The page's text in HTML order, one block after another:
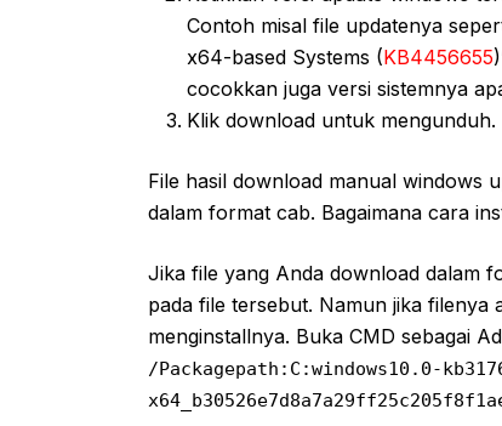
Contoh misal file updatenya
x64-based Systems (KB4456655
cocokkan juga versi sistemnya
Klik download untuk mengunduh.
File hasil download manual windows
dalam format cab. Bagaimana cara
Jika file yang Anda download dalam
pada file tersebut. Namun jika
menginstallnya. Buka CMD sebagai
/Packagepath:C:windows10.0-